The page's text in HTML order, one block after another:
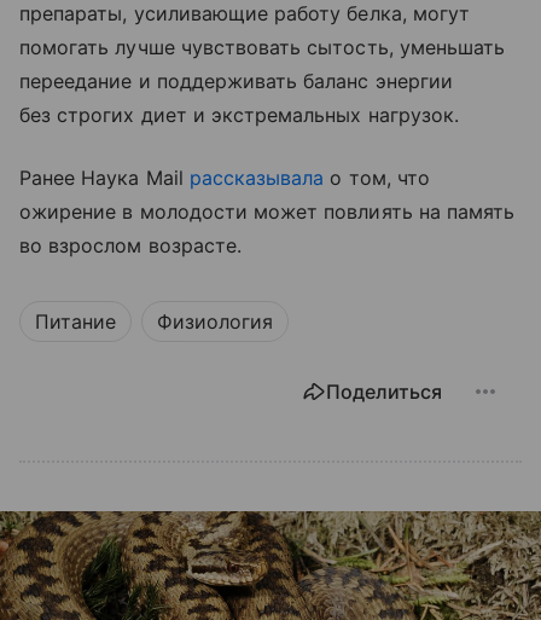
препараты, усиливающие работу белка, могут
помогать лучше чувствовать сытость, уменьшать
переедание и поддерживать баланс энергии
без строгих диет и экстремальных нагрузок.
Ранее Наука Mail рассказывала о том, что
ожирение в молодости может повлиять на память
во взрослом возрасте.
Питание Физиология
Поделиться